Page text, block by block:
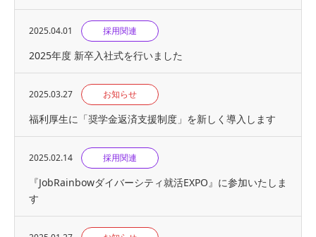
2025.04.01 採用関連
2025年度 新卒入社式を行いました
2025.03.27 お知らせ
福利厚生に「奨学金返済支援制度」を新しく導入します
2025.02.14 採用関連
『JobRainbowダイバーシティ就活EXPO』に参加いたしま
す